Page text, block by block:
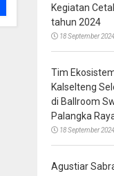
Kegiatan
tahun 2024
18 September 2024
Tim
Kalselteng
di Ballroom
Palangka
18 September 2024
Agustiar